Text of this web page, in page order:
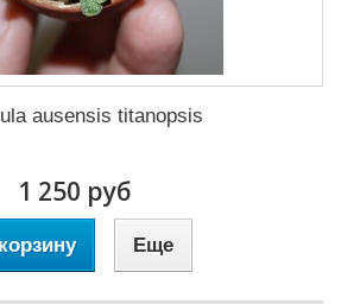
ausensis titanopsis
1 250 руб
Еще